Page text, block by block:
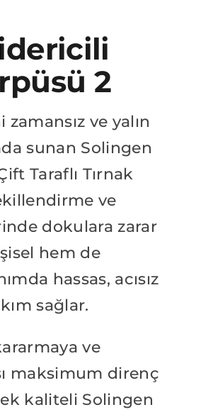
2
ve yalın
sunan Solingen
Taraflı Tırnak
ve
dokulara zarar
hem de
hassas, acısız
sağlar.
ve
maksimum direnç
kaliteli Solingen